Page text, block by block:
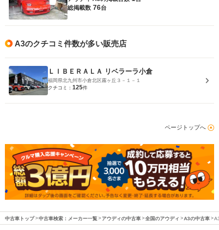
総掲載数 76台
A3のクチコミ件数が多い販売店
ＬＩＢＥＲＡＬＡ リベラーラ小倉
福岡県北九州市小倉北区霧ヶ丘３－１－１
クチコミ： 125件
ページトップへ
中古車トップ 中古車検索：メーカー一覧 アウディの中古車 全国のアウディ A3の中古車